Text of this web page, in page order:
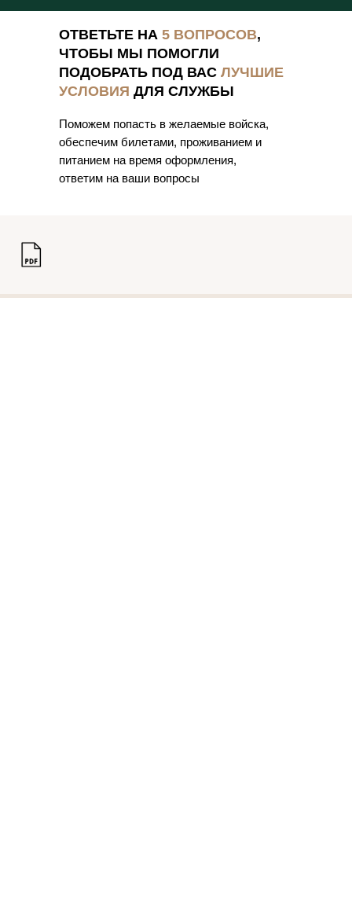
ОТВЕТЬТЕ НА 5 ВОПРОСОВ,
ЧТОБЫ МЫ ПОМОГЛИ
ПОДОБРАТЬ ПОД ВАС ЛУЧШИЕ
УСЛОВИЯ ДЛЯ СЛУЖБЫ
Поможем попасть в желаемые войска,
обеспечим билетами, проживанием и
питанием на время оформления,
ответим на ваши вопросы